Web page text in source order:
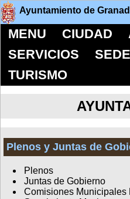
Ayuntamiento de
MENU CIUDAD
SERVICIOS
TURISMO
Plenos y Juntas de
Plenos
Juntas de Gobierno
Comisiones Municipales